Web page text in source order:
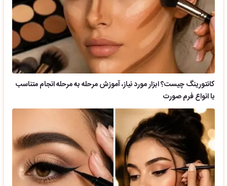
کانتورینگ چیست؟ ابزار مورد نیاز، آموزش مرحله به مرحله انجام متناسب
با انواع فرم صورت